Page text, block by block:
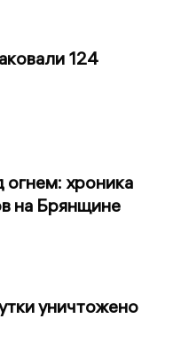
124
хроника
на Брянщине
уничтожено